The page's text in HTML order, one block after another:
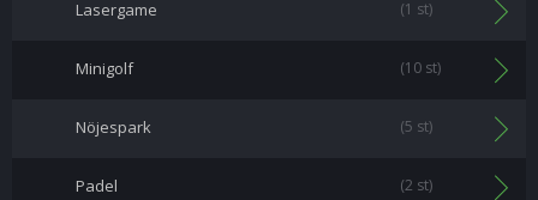
Lasergame (1 st)
Minigolf (10 st)
Nöjespark (5 st)
Padel (2 st)